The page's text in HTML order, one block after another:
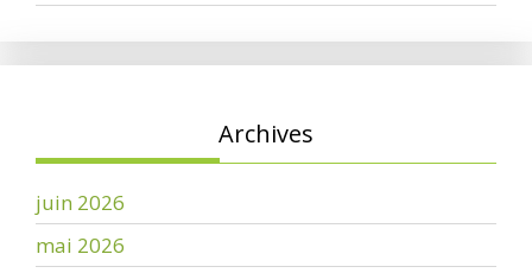
Archives
juin 2026
mai 2026